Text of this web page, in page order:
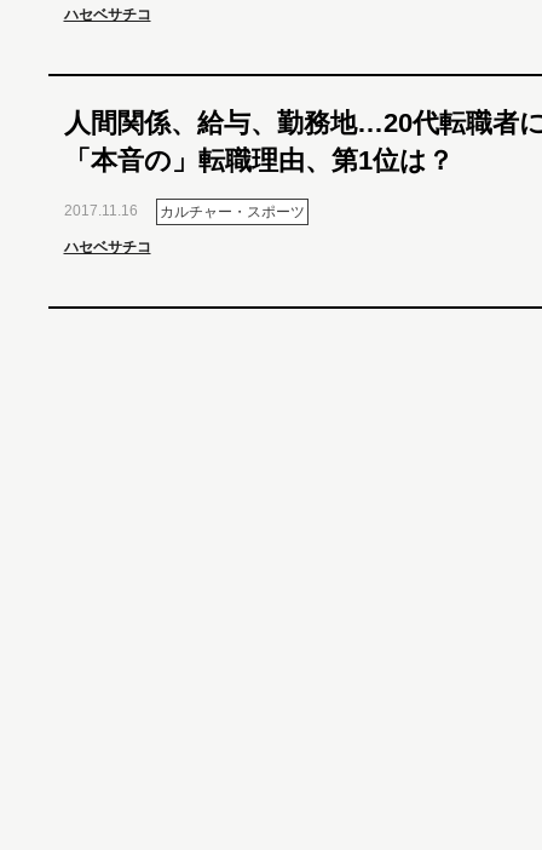
ハセベサチコ
人間関係、給与、勤務地…20代転職者
「本音の」転職理由、第1位は？
2017.11.16 カルチャー・スポーツ
ハセベサチコ